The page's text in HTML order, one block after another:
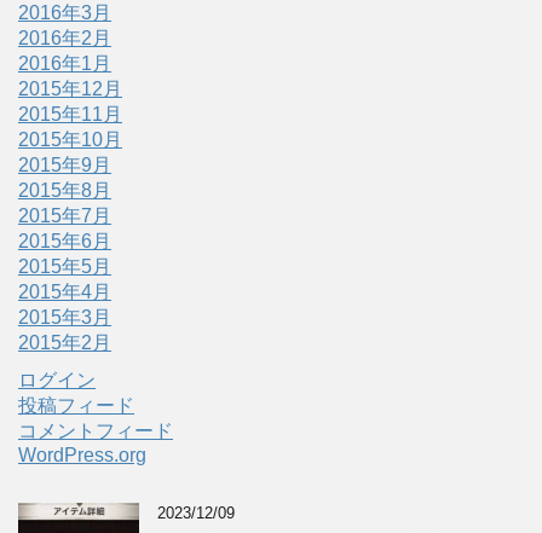
2016年3月
2016年2月
2016年1月
2015年12月
2015年11月
2015年10月
2015年9月
2015年8月
2015年7月
2015年6月
2015年5月
2015年4月
2015年3月
2015年2月
ログイン
投稿フィード
コメントフィード
WordPress.org
2023/12/09